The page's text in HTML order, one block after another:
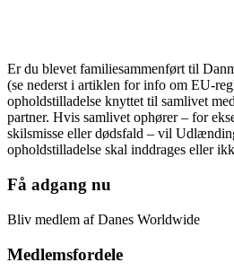
Er du blevet familiesammenført til
(se nederst i artiklen for info om EU-
opholdstilladelse knyttet til samlivet
partner. Hvis samlivet ophører – for
skilsmisse eller dødsfald – vil
opholdstilladelse skal inddrages eller
Få adgang nu
Bliv medlem af Danes Worldwide
Medlemsfordele